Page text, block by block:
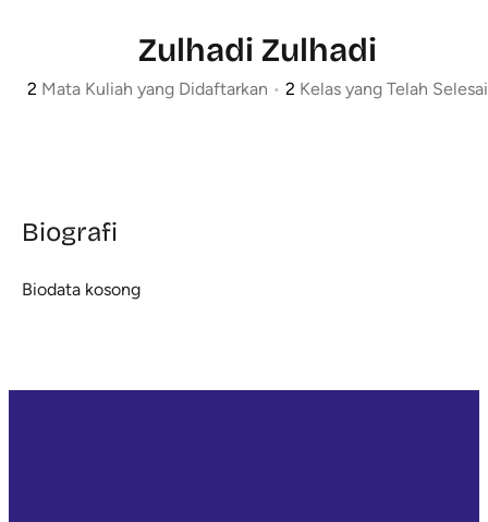
Zulhadi Zulhadi
2 Mata Kuliah yang Didaftarkan • 2 Kelas yang Telah Selesai
Biografi
Biodata kosong